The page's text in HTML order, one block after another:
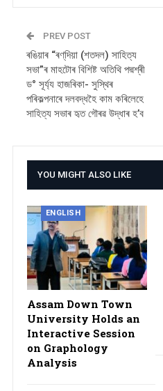
PREV POST
ৰঙিয়াৰ “ৰণ্‌দিয়া (শতদল) সাহিত্য
সভা”ৰ মাহটোৰ বিশিষ্ট অতিথি পদ্মশ্ৰী
ড° সূৰ্য্য হাজৰিকা- সুস্থিৰ
পৰিকল্পনাৰে দলবদ্ধহৈ কাম কৰিলেহে
সাহিত্য সভাৰ হৃত গৌৰৱ উদ্ধাৰ হ’ব
YOU MIGHT ALSO LIKE
ENGLISH
Assam Down Town
University Holds an
Interactive Session
on Graphology
Analysis